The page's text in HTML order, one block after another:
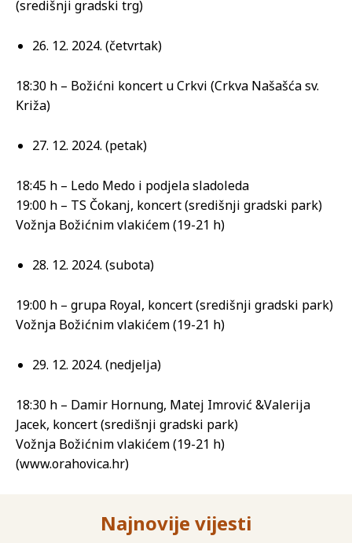
(središnji gradski trg)
26. 12. 2024. (četvrtak)
18:30 h – Božićni koncert u Crkvi (Crkva Našašća sv.
Križa)
27. 12. 2024. (petak)
18:45 h – Ledo Medo i podjela sladoleda
19:00 h – TS Čokanj, koncert (središnji gradski park)
Vožnja Božićnim vlakićem (19-21 h)
28. 12. 2024. (subota)
19:00 h – grupa Royal, koncert (središnji gradski park)
Vožnja Božićnim vlakićem (19-21 h)
29. 12. 2024. (nedjelja)
18:30 h – Damir Hornung, Matej Imrović &Valerija
Jacek, koncert (središnji gradski park)
Vožnja Božićnim vlakićem (19-21 h)
(www.orahovica.hr)
Najnovije vijesti